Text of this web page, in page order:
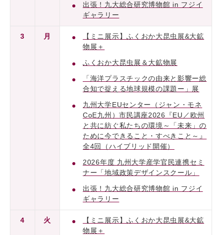
出張！九大総合研究博物館 in フジイ
ギャラリー
3 月
【ミニ展示】ふくおか大昆虫展&大鉱
物展＋
ふくおか大昆虫展＆大鉱物展
「海洋プラスチックの由来と影響ー総
合知で捉える地球規模の課題ー」展
九州大学EUセンター（ジャン・モネ
CoE九州）市民講座2026『EU／欧州
と共に紡ぐ私たちの環境～「未来」の
ために今できること・すべきこと～』
全4回（ハイブリッド開催）
2026年度 九州大学産学官民連携セミ
ナー「地域政策デザインスクール」
出張！九大総合研究博物館 in フジイ
ギャラリー
4 火
【ミニ展示】ふくおか大昆虫展&大鉱
物展＋